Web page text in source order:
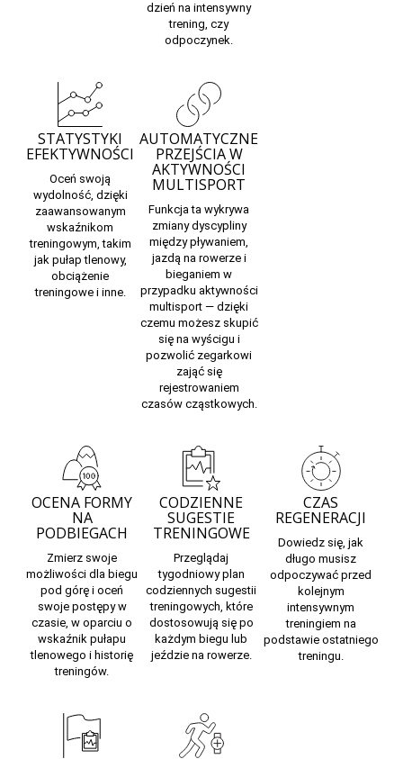
dzień na intensywny
trening, czy
odpoczynek.
STATYSTYKI
EFEKTYWNOŚCI
Oceń swoją
wydolność, dzięki
zaawansowanym
wskaźnikom
treningowym, takim
jak pułap tlenowy,
obciążenie
treningowe i inne.
AUTOMATYCZNE
PRZEJŚCIA W
AKTYWNOŚCI
MULTISPORT
Funkcja ta wykrywa
zmiany dyscypliny
między pływaniem,
jazdą na rowerze i
bieganiem w
przypadku aktywności
multisport — dzięki
czemu możesz skupić
się na wyścigu i
pozwolić zegarkowi
zająć się
rejestrowaniem
czasów cząstkowych.
OCENA FORMY
NA
PODBIEGACH
Zmierz swoje
możliwości dla biegu
pod górę i oceń
swoje postępy w
czasie, w oparciu o
wskaźnik pułapu
tlenowego i historię
treningów.
CODZIENNE
SUGESTIE
TRENINGOWE
Przeglądaj
tygodniowy plan
codziennych sugestii
treningowych, które
dostosowują się po
każdym biegu lub
jeździe na rowerze.
CZAS
REGENERACJI
Dowiedz się,jak
długo musisz
odpoczywać przed
kolejnym
intensywnym
treningiem na
podstawie ostatniego
treningu.